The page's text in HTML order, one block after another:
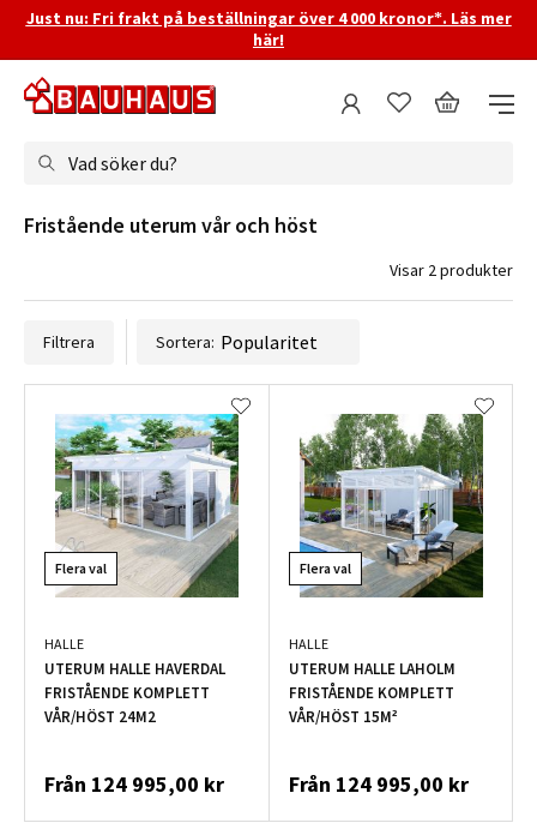
Just nu: Fri frakt på beställningar över 4 000 kronor*. Läs mer
här!
Vad söker du?
Filtrera Sortera:
Flera val
HALLE
UTERUM HALLE HAVERDAL
FRISTÅENDE KOMPLETT
VÅR/HÖST 24M2
Från 124 995,00 kr
Flera val
HALLE
UTERUM HALLE LAHOLM
FRISTÅENDE KOMPLETT
VÅR/HÖST 15M²
Från 124 995,00 kr
Fristående uterum vår och höst
Visar 2 produkter